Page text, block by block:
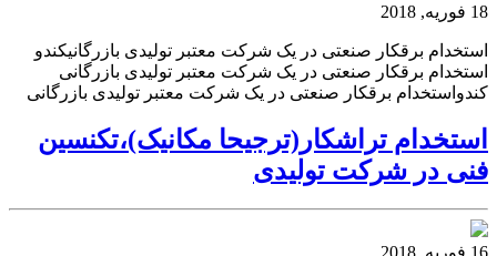
18 فوریه, 2018
استخدام برقکار صنعتی در یک شرکت معتبر تولیدی بازرگانیکندو
استخدام برقکار صنعتی در یک شرکت معتبر تولیدی بازرگانی
کندواستخدام برقکار صنعتی در یک شرکت معتبر تولیدی بازرگانی
استخدام تراشکار(ترجیحا مکانیک)،تکنسین
فنی در شرکت تولیدی